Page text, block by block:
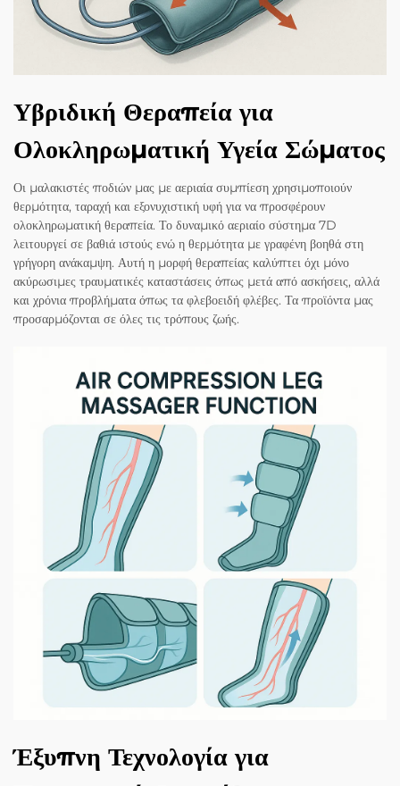
Υβριδική Θεραπεία για
Ολοκληρωματική Υγεία Σώματος
Οι μαλακιστές ποδιών μας με αεριαία συμπίεση χρησιμοποιούν
θερμότητα, ταραχή και εξονυχιστική υφή για να προσφέρουν
ολοκληρωματική θεραπεία. Το δυναμικό αεριαίο σύστημα 7D
λειτουργεί σε βαθιά ιστούς ενώ η θερμότητα με γραφένη βοηθά στη
γρήγορη ανάκαμψη. Αυτή η μορφή θεραπείας καλύπτει όχι μόνο
ακύρωσιμες τραυματικές καταστάσεις όπως μετά από ασκήσεις, αλλά
και χρόνια προβλήματα όπως τα φλεβοειδή φλέβες. Τα προϊόντα μας
προσαρμόζονται σε όλες τις τρόπους ζωής.
Έξυπνη Τεχνολογία για